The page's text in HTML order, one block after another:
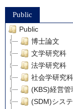
Public
Public
博士論文
文学研究科
法学研究科
社会学研究科
(KBS)経営管
(SDM)シス